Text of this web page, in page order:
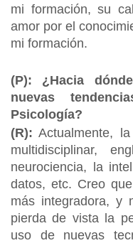
mi formación, su
amor por el
mi formación.
(P): ¿Hacia
nuevas
Psicología?
(R): Actualmente,
multidisciplinar,
neurociencia, la
datos, etc. Creo
más integradora, y
pierda de vista la
uso de nuevas